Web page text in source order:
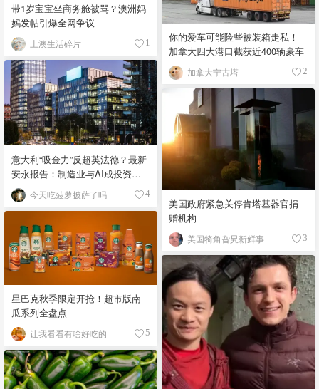
带1岁宝宝坐商务舱被骂？澳洲妈
妈发帖引爆全网争议
土澳生活碎片 1
你的爱车可能险些被装箱走私！
加拿大四大港口截获近400辆豪车
加拿大宁古塔 2
意大利“吸金力”反超英法德？最新
安永报告：制造业与AI成投资新
宠！ 今天吃菠萝披萨了吗 4
美国政府紧急关停肯塔基器官捐
赠机构
美国犄角旮旯新鲜事 3
星巴克秋季限定开抢！超市版南
瓜系列全盘点
让我看看有啥好吃的 5